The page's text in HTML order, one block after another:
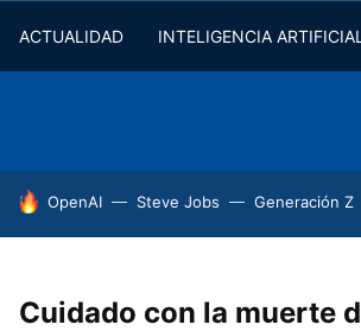
ACTUALIDAD INTELIGENCIA ARTIFICIAL
HOY SE HABLA DE
OpenAI Steve Jobs Generación Z
Cuidado con la muerte